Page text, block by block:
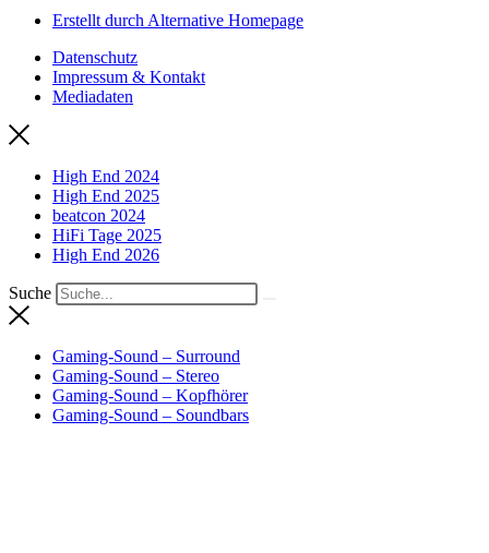
Erstellt durch Alternative Homepage
Datenschutz
Impressum & Kontakt
Mediadaten
High End 2024
High End 2025
beatcon 2024
HiFi Tage 2025
High End 2026
Suche
Gaming-Sound – Surround
Gaming-Sound – Stereo
Gaming-Sound – Kopfhörer
Gaming-Sound – Soundbars